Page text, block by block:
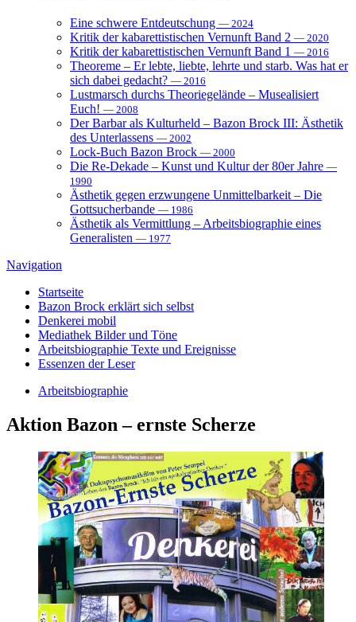
Eine schwere Entdeutschung — 2024
Kritik der kabarettistischen Vernunft Band 2 — 2020
Kritik der kabarettistischen Vernunft Band 1 — 2016
Theoreme – Er lebte, liebte, lehrte und starb. Was hat er
sich dabei gedacht? — 2016
Lustmarsch durchs Theoriegelände – Musealisiert
Euch! — 2008
Der Barbar als Kulturheld – Bazon Brock III: Ästhetik
des Unterlassens — 2002
Lock-Buch Bazon Brock — 2000
Die Re-Dekade – Kunst und Kultur der 80er Jahre —
1990
Ästhetik gegen erzwungene Unmittelbarkeit – Die
Gottsucherbande — 1986
Ästhetik als Vermittlung – Arbeitsbiographie eines
Generalisten — 1977
Navigation
Startseite
Bazon Brock erklärt sich selbst
Denkerei mobil
Mediathek Bilder und Töne
Arbeitsbiographie Texte und Ereignisse
Essenzen der Leser
Arbeitsbiographie
Aktion Bazon – ernste Scherze